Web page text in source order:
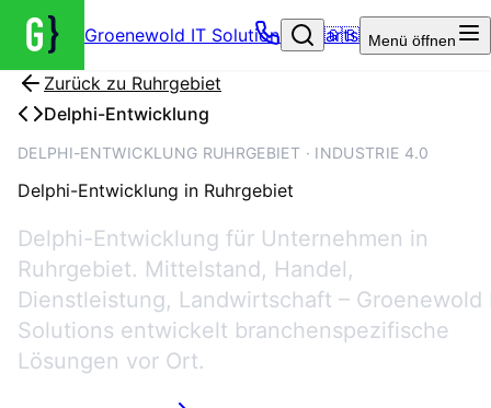
Groenewold IT Solutions – Startseite
🇬🇧 Menü öffnen
Zurück zu Ruhrgebiet
Delphi-Entwicklung
DELPHI-ENTWICKLUNG RUHRGEBIET · INDUSTRIE 4.0
Delphi-Entwicklung in Ruhrgebiet
Delphi-Entwicklung für Unternehmen in
Ruhrgebiet. Mittelstand, Handel,
Dienstleistung, Landwirtschaft – Groenewold
Solutions entwickelt branchenspezifische
Lösungen vor Ort.